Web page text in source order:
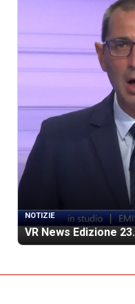
NOTIZIE
VR News Edizione